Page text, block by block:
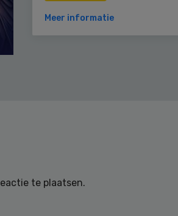
Meer informatie
te plaatsen.